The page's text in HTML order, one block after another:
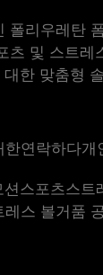
폴리우레탄
츠 및 스트레
한 맞춤형
한연락하다개
션스포츠스트
레스 볼거품